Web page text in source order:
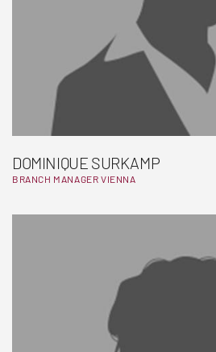
DOMINIQUE SURKAMP
BRANCH MANAGER VIENNA